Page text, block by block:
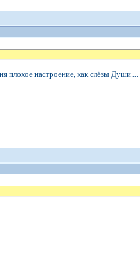
плохое настроение, как слёзы Души....